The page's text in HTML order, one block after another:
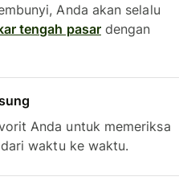
Anda akan selalu
tengah pasardengan
Anda untuk memeriksa
waktu ke waktu.